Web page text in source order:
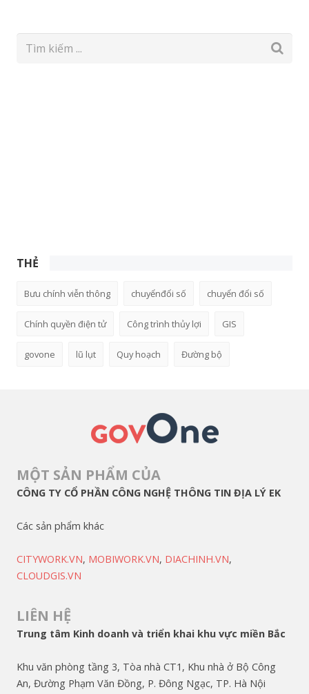
THẺ
Bưu chính viễn thông chuyểnđổi số chuyển đổi số
Chính quyền điện tử Công trình thủy lợi GIS
govone lũ lụt Quy hoạch Đường bộ
MỘT SẢN PHẨM CỦA
CÔNG TY CỔ PHẦN CÔNG NGHỆ THÔNG TIN ĐỊA LÝ EK
Các sản phẩm khác
CITYWORK.VN, MOBIWORK.VN, DIACHINH.VN,
CLOUDGIS.VN
LIÊN HỆ
Trung tâm Kinh doanh và triển khai khu vực miền Bắc
Khu văn phòng tầng 3, Tòa nhà CT1, Khu nhà ở Bộ Công
An, Đường Phạm Văn Đồng, P. Đông Ngạc, TP. Hà Nội